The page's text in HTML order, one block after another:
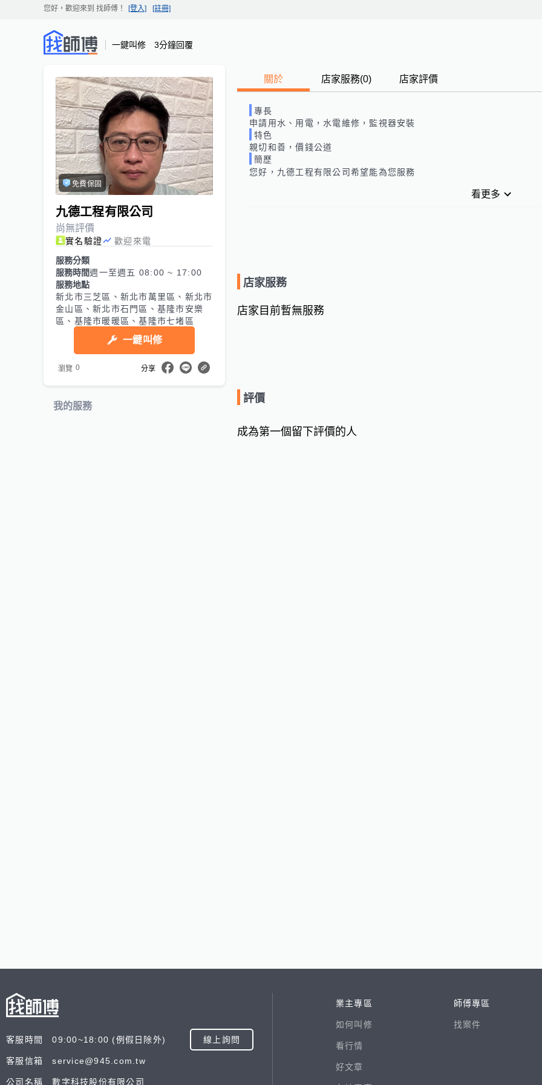
您好，歡迎來到 找師傅 ！ [登入] [註冊]
一鍵叫修 3分鐘回覆
免費保固
九德工程有限公司
尚無評價
實名驗證
歡迎來電
服務分類
服務時間週一至週五 08:00 ~ 17:00
服務地點
新北市三芝區、新北市萬里區、新北市
金山區、新北市石門區、基隆市安樂
區、基隆市暖暖區、基隆市七堵區
一鍵叫修
瀏覽 0 分享
我的服務
關於 店家服務(0) 店家評價
專長
申請用水、用電，水電維修，監視器安裝
特色
親切和善，價錢公道
簡歷
您好，九德工程有限公司希望能為您服務
看更多
店家服務
店家目前暫無服務
評價
成為第一個留下評價的人
客服時間 09:00~18:00 (例假日除外) 線上詢問
客服信箱 service@945.com.tw
公司名稱 數字科技股份有限公司
業主專區
如何叫修
看行情
好文章
師傅專區
找案件